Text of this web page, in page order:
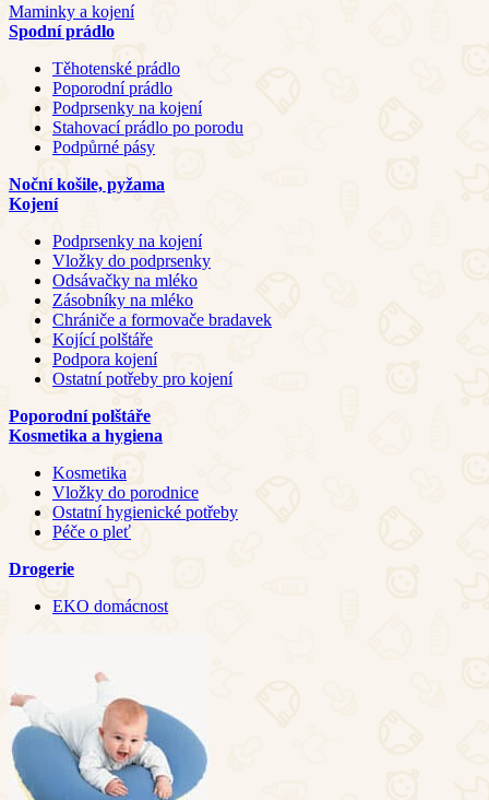
Maminky a kojení
Spodní prádlo
Těhotenské prádlo
Poporodní prádlo
Podprsenky na kojení
Stahovací prádlo po porodu
Podpůrné pásy
Noční košile, pyžama
Kojení
Podprsenky na kojení
Vložky do podprsenky
Odsávačky na mléko
Zásobníky na mléko
Chrániče a formovače bradavek
Kojící polštáře
Podpora kojení
Ostatní potřeby pro kojení
Poporodní polštáře
Kosmetika a hygiena
Kosmetika
Vložky do porodnice
Ostatní hygienické potřeby
Péče o pleť
Drogerie
EKO domácnost